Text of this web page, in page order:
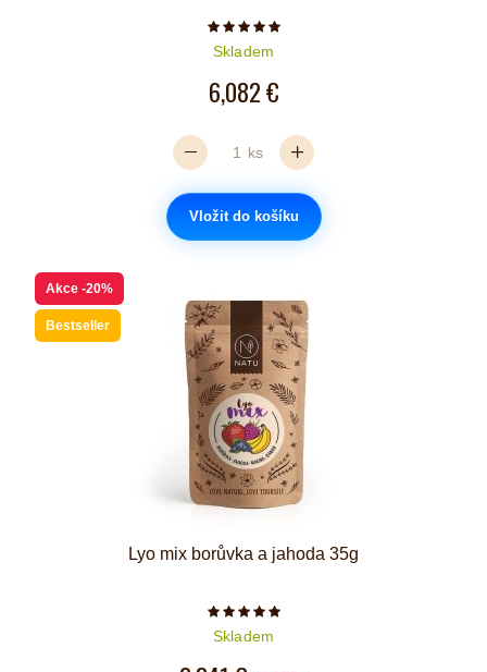
Počet hvězdiček je 5 z 5
Skladem
6,082 €
ks
Vložit do košíku
Akce -20%
Bestseller
Lyo mix borůvka a jahoda 35g
Počet hvězdiček je 5 z 5
Skladem